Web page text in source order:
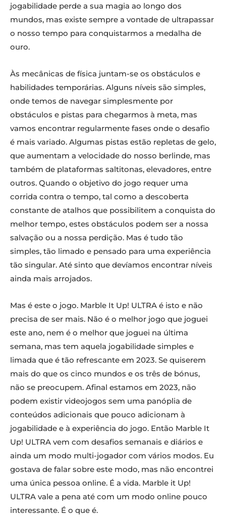
jogabilidade perde a sua magia ao longo dos
mundos, mas existe sempre a vontade de ultrapassar
o nosso tempo para conquistarmos a medalha de
ouro.
Às mecânicas de física juntam-se os obstáculos e
habilidades temporárias. Alguns níveis são simples,
onde temos de navegar simplesmente por
obstáculos e pistas para chegarmos à meta, mas
vamos encontrar regularmente fases onde o desafio
é mais variado. Algumas pistas estão repletas de gelo,
que aumentam a velocidade do nosso berlinde, mas
também de plataformas saltitonas, elevadores, entre
outros. Quando o objetivo do jogo requer uma
corrida contra o tempo, tal como a descoberta
constante de atalhos que possibilitem a conquista do
melhor tempo, estes obstáculos podem ser a nossa
salvação ou a nossa perdição. Mas é tudo tão
simples, tão limado e pensado para uma experiência
tão singular. Até sinto que devíamos encontrar níveis
ainda mais arrojados.
Mas é este o jogo. Marble It Up! ULTRA é isto e não
precisa de ser mais. Não é o melhor jogo que joguei
este ano, nem é o melhor que joguei na última
semana, mas tem aquela jogabilidade simples e
limada que é tão refrescante em 2023. Se quiserem
mais do que os cinco mundos e os três de bónus,
não se preocupem. Afinal estamos em 2023, não
podem existir videojogos sem uma panóplia de
conteúdos adicionais que pouco adicionam à
jogabilidade e à experiência do jogo. Então Marble It
Up! ULTRA vem com desafios semanais e diários e
ainda um modo multi-jogador com vários modos. Eu
gostava de falar sobre este modo, mas não encontrei
uma única pessoa online. É a vida. Marble it Up!
ULTRA vale a pena até com um modo online pouco
interessante. É o que é.